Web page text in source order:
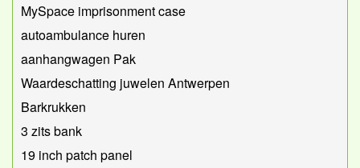
MySpace imprisonment case
autoambulance huren
aanhangwagen Pak
Waardeschatting juwelen Antwerpen
Barkrukken
3 zits bank
19 inch patch panel